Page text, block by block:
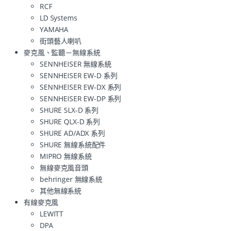
RCF
LD Systems
YAMAHA
街頭藝人喇叭
麥克風、監聽－無線系統
SENNHEISER 無線系統
SENNHEISER EW-D 系列
SENNHEISER EW-DX 系列
SENNHEISER EW-DP 系列
SHURE SLX-D 系列
SHURE QLX-D 系列
SHURE AD/ADX 系列
SHURE 無線系統配件
MIPRO 無線系統
無線麥克風音頭
behringer 無線系統
其他無線系統
有線麥克風
LEWITT
DPA